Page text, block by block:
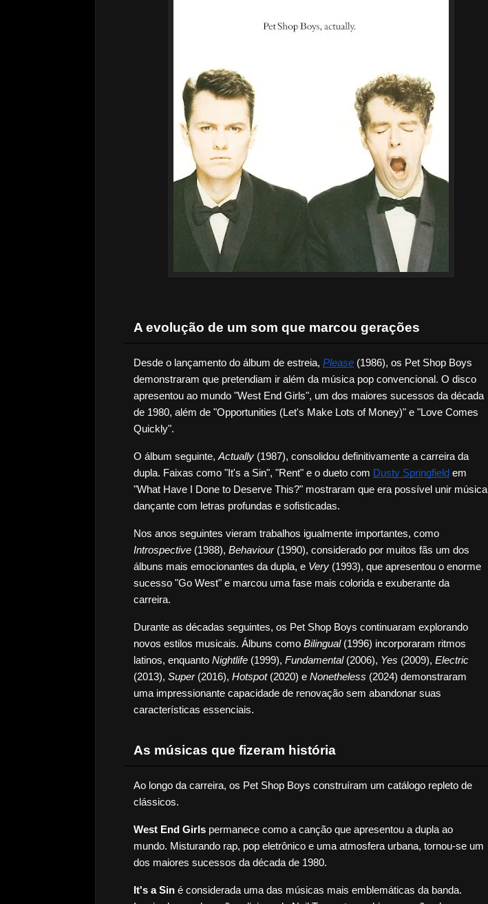
A evolução de um som que marcou gerações
Desde o lançamento do álbum de estreia, Please (1986), os Pet Shop Boys
demonstraram que pretendiam ir além da música pop convencional. O disco
apresentou ao mundo "West End Girls", um dos maiores sucessos da década
de 1980, além de "Opportunities (Let's Make Lots of Money)" e "Love Comes
Quickly".
O álbum seguinte, Actually (1987), consolidou definitivamente a carreira da
dupla. Faixas como "It's a Sin", "Rent" e o dueto com Dusty Springfield em
"What Have I Done to Deserve This?" mostraram que era possível unir música
dançante com letras profundas e sofisticadas.
Introspective (1988), Behaviour (1990), considerado por muitos fãs um dos
álbuns mais emocionantes da dupla, e Very (1993), que apresentou o enorme
sucesso "Go West" e marcou uma fase mais colorida e exuberante da
carreira.
Durante as décadas seguintes, os Pet Shop Boys continuaram explorando
novos estilos musicais. Álbuns como Bilingual (1996) incorporaram ritmos
latinos, enquanto Nightlife (1999), Fundamental (2006), Yes (2009), Electric
(2013), Super (2016), Hotspot (2020) e Nonetheless (2024) demonstraram
uma impressionante capacidade de renovação sem abandonar suas
características essenciais.
As músicas que fizeram história
Ao longo da carreira, os Pet Shop Boys construíram um catálogo repleto de
clássicos.
West End Girls permanece como a canção que apresentou a dupla ao
mundo. Misturando rap, pop eletrônico e uma atmosfera urbana, tornou-se um
dos maiores sucessos da década de 1980.
It's a Sin é considerada uma das músicas mais emblemáticas da banda.